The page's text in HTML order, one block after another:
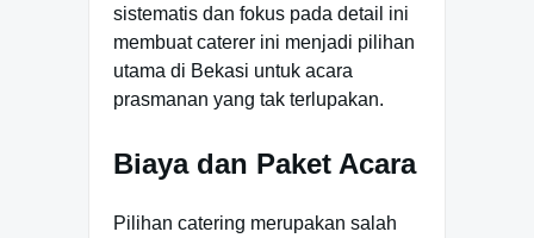
sistematis dan fokus pada detail ini
membuat caterer ini menjadi pilihan
utama di Bekasi untuk acara
prasmanan yang tak terlupakan.
Biaya dan Paket Acara
Pilihan catering merupakan salah